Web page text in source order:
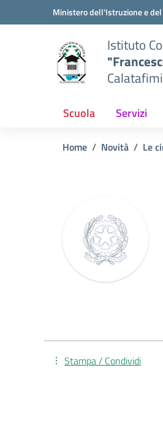
Vai ai contenuti
Vai al menu di navigazione
Ministero dell'Istruzione e
Istituto
Scuola Servizi
Home Novità Le
Stampa / Condividi